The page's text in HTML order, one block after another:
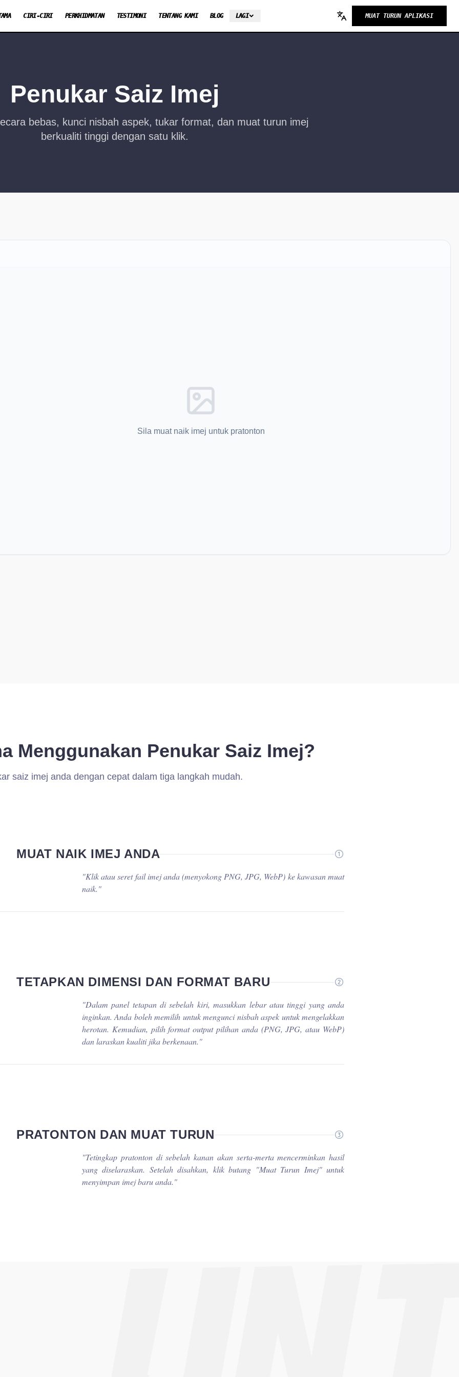
CIRI-CIRI PERKHIDMATAN TESTIMONI TENTANG KAMI BLOG LAGI
Change language
MUAT TURUN APLIKASI
Penukar Saiz Imej
bebas, kunci nisbah aspek, tukar format, dan muat turun imej
berkualiti tinggi dengan satu klik.
Sila muat naik imej untuk pratonton
Menggunakan Penukar Saiz Imej?
saiz imej anda dengan cepat dalam tiga langkah mudah.
MUAT NAIK IMEJ ANDA
"Klik atau seret fail imej anda (menyokong PNG, JPG, WebP) ke kawasan muat
naik."
TETAPKAN DIMENSI DAN FORMAT BARU
"Dalam panel tetapan di sebelah kiri, masukkan lebar atau tinggi yang anda
inginkan. Anda boleh memilih untuk mengunci nisbah aspek untuk mengelakkan
herotan. Kemudian, pilih format output pilihan anda (PNG, JPG, atau WebP)
dan laraskan kualiti jika berkenaan."
PRATONTON DAN MUAT TURUN
"Tetingkap pratonton di sebelah kanan akan serta-merta mencerminkan hasil
yang diselaraskan. Setelah disahkan, klik butang "Muat Turun Imej" untuk
menyimpan imej baru anda."